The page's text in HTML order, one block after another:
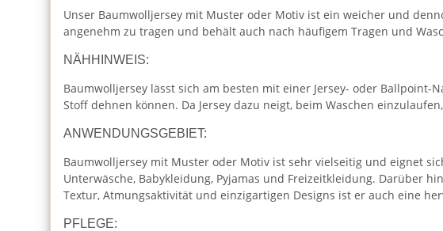
Unser Baumwolljersey mit Muster oder Motiv ist ein weicher und
angenehm zu tragen und behält auch nach häufigem Tragen und
NÄHHINWEIS:
Baumwolljersey lässt sich am besten mit einer Jersey- oder
Stoff dehnen können. Da Jersey dazu neigt, beim Waschen
ANWENDUNGSGEBIET:
Baumwolljersey mit Muster oder Motiv ist sehr vielseitig und eignet
Unterwäsche, Babykleidung, Pyjamas und Freizeitkleidung. Darüber
Textur, Atmungsaktivität und einzigartigen Designs ist er auch eine
PFLEGE: